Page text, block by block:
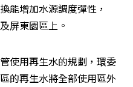
能增加水源調度彈性，
屏東園區上。
使用再生水的規劃，環委
的再生水將全部使用區外